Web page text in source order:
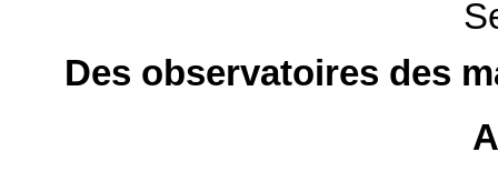
Des observatoires des